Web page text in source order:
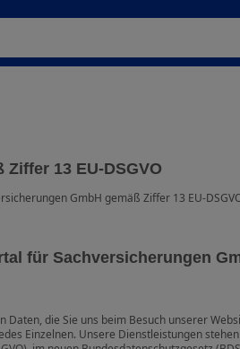
13 EU-DSGVO
GmbH gemäß Ziffer 13 EU-
für Sachversicherungen
die Sie uns beim Besuch unserer
Einzelnen. Unsere Dienstleistungen